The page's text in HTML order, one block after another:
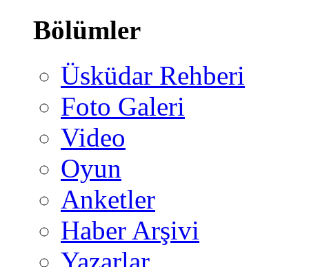
Bölümler
Üsküdar Rehberi
Foto Galeri
Video
Oyun
Anketler
Haber Arşivi